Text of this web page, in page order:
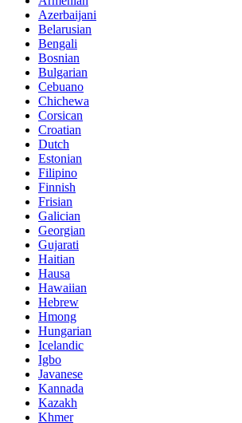
Azerbaijani
Belarusian
Bengali
Bosnian
Bulgarian
Cebuano
Chichewa
Corsican
Croatian
Dutch
Estonian
Filipino
Finnish
Frisian
Galician
Georgian
Gujarati
Haitian
Hausa
Hawaiian
Hebrew
Hmong
Hungarian
Icelandic
Igbo
Javanese
Kannada
Kazakh
Khmer